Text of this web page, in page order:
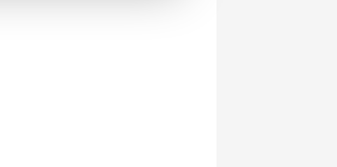
hizmetlerinin sunulması
ve sizlere yönelik
ilişkin detaylı bilgi için Ayarlar
okumak ve sitemizde ilgili